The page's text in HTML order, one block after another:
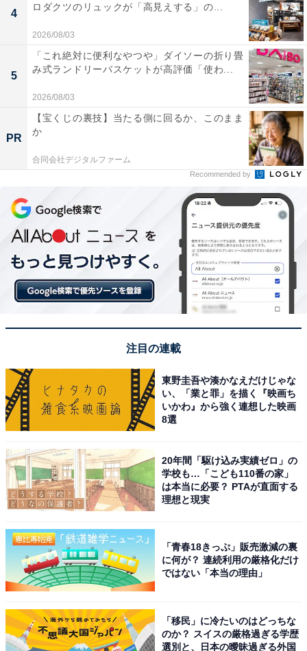
4
ロダクツのリュックが「高見えする」の...
2026/08/03
5
「これ絶対に便利なやつや」ダイソーの折り畳
み式ランドリーバスケットが高評価「使わ...
2026/08/03
PR
【宝くじの裏技】当たる側に回るか、このまま
か
合同会社デジタルファーム
Recommended by
注目の連載
東野圭吾や湊かなえだけじゃな
い、「業と罪」を描く『映画ち
いかわ』から強く連想した映画
8選
20年間「駆け込み実績ゼロ」の
学校も…「こども110番の家」
は本当に必要？ PTAが直面する
理想と現実
「青春18きっぷ」販売激減の裏
に何が？ 連続利用の厳格化だけ
ではない「本当の理由」
「移民」に冷たいのはどっちな
のか？ スイスの厳格過ぎる学歴
選別と、日本の曖昧過ぎる外国